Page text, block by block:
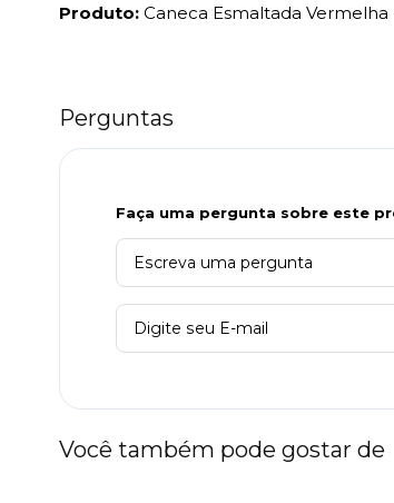
Produto: Caneca Esmaltada Vermelha
Perguntas
Faça uma pergunta sobre este
Você também pode gostar de